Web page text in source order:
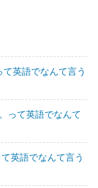
英語でなんて言う
って英語でなんて
英語でなんて言う